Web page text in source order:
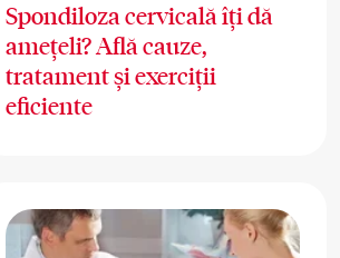
Spondiloza cervicală îți dă
amețeli? Află cauze,
tratament și exerciții
eficiente